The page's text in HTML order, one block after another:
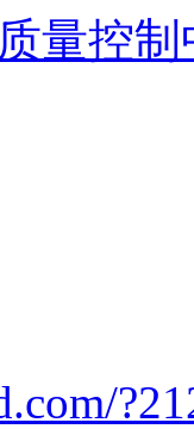
量控制